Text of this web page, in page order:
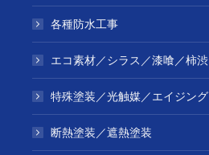
各種防水工事
エコ素材／シラス／漆喰／柿渋
特殊塗装／光触媒／エイジング
断熱塗装／遮熱塗装